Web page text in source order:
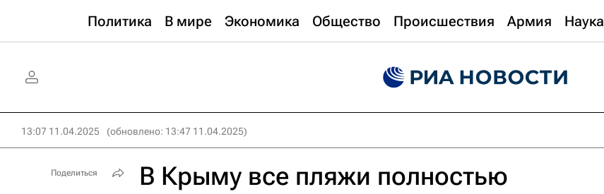
Политика В мире Экономика Общество Происшествия Армия Наука
13:07 11.04.2025 (обновлено: 13:47 11.04.2025)
В Крыму все пляжи полностью
Поделиться